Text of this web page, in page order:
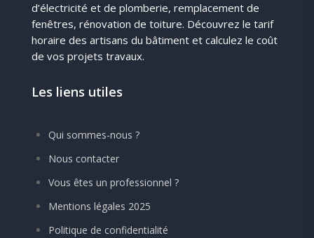
d’électricité et de plomberie, remplacement de
fenêtres, rénovation de toiture. Découvrez le tarif
horaire des artisans du bâtiment et calculez le coût
de vos projets travaux.
Les liens utiles
Qui sommes-nous ?
Nous contacter
Vous êtes un professionnel ?
Mentions légales 2025
Politique de confidentialité